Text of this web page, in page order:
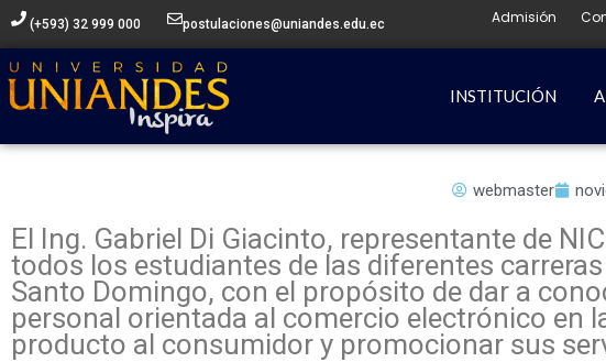
contenido
(+593) 32 999 000 postulaciones@uniandes.edu.ec Admisión
INSTITUCIÓN
webmaster
El Ing. Gabriel Di Giacinto, representante de
todos los estudiantes de las diferentes
Santo Domingo, con el propósito de dar a
personal orientada al comercio electrónico en
producto al consumidor y promocionar sus